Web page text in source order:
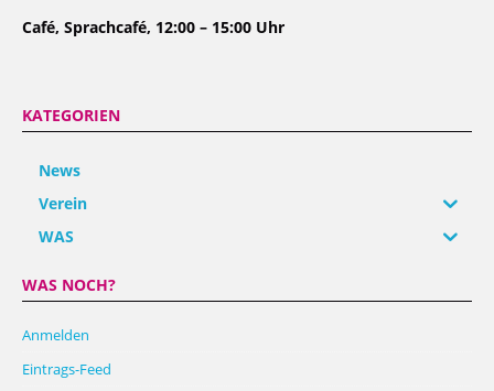
Café, Sprachcafé, 12:00 – 15:00 Uhr
KATEGORIEN
News
Verein
WAS
WAS NOCH?
Anmelden
Eintrags-Feed